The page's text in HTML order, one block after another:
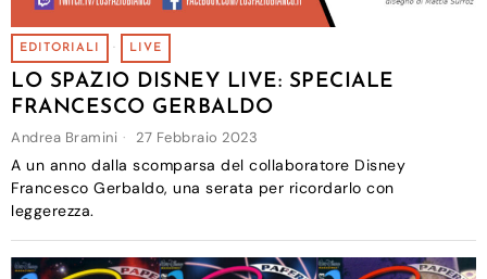
EDITORIALI · LIVE
LO SPAZIO DISNEY LIVE: SPECIALE
FRANCESCO GERBALDO
Andrea Bramini 27 Febbraio 2023
A un anno dalla scomparsa del collaboratore Disney
Francesco Gerbaldo, una serata per ricordarlo con
leggerezza.